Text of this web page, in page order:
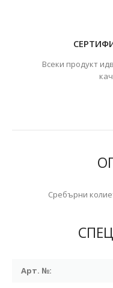
Всеки продукт
Сребърни
Арт. №: